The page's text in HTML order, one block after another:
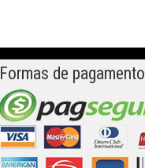
Formas de pagamento